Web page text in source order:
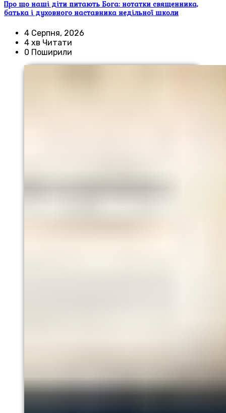
Про що наші діти питають Бога: нотатки священника,
батька і духовного наставника недільної школи
4 Серпня, 2026
4 хв Читати
0 Поширили